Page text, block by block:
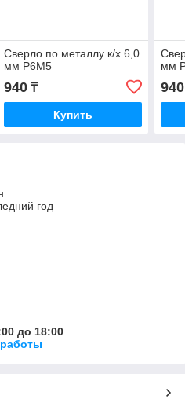
Сверло по металлу к/х 6,0
мм Р6М5
940₸
Купить
мм
940
год
до 18:00